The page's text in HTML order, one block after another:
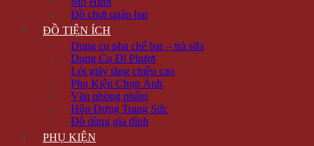
Đồ chơi quán bar
ĐỒ TIỆN ÍCH
Dụng cụ pha chế bar – trà sữa
Dụng Cụ Đi Phượt
Lót giày tăng chiều cao
Phụ Kiện Chụp Ảnh
Văn phòng phẩm
Hộp Đựng Trang Sức
Đồ dùng gia đình
PHỤ KIỆN